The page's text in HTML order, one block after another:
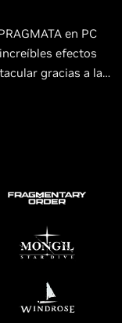
en PC
efectos
gracias a la